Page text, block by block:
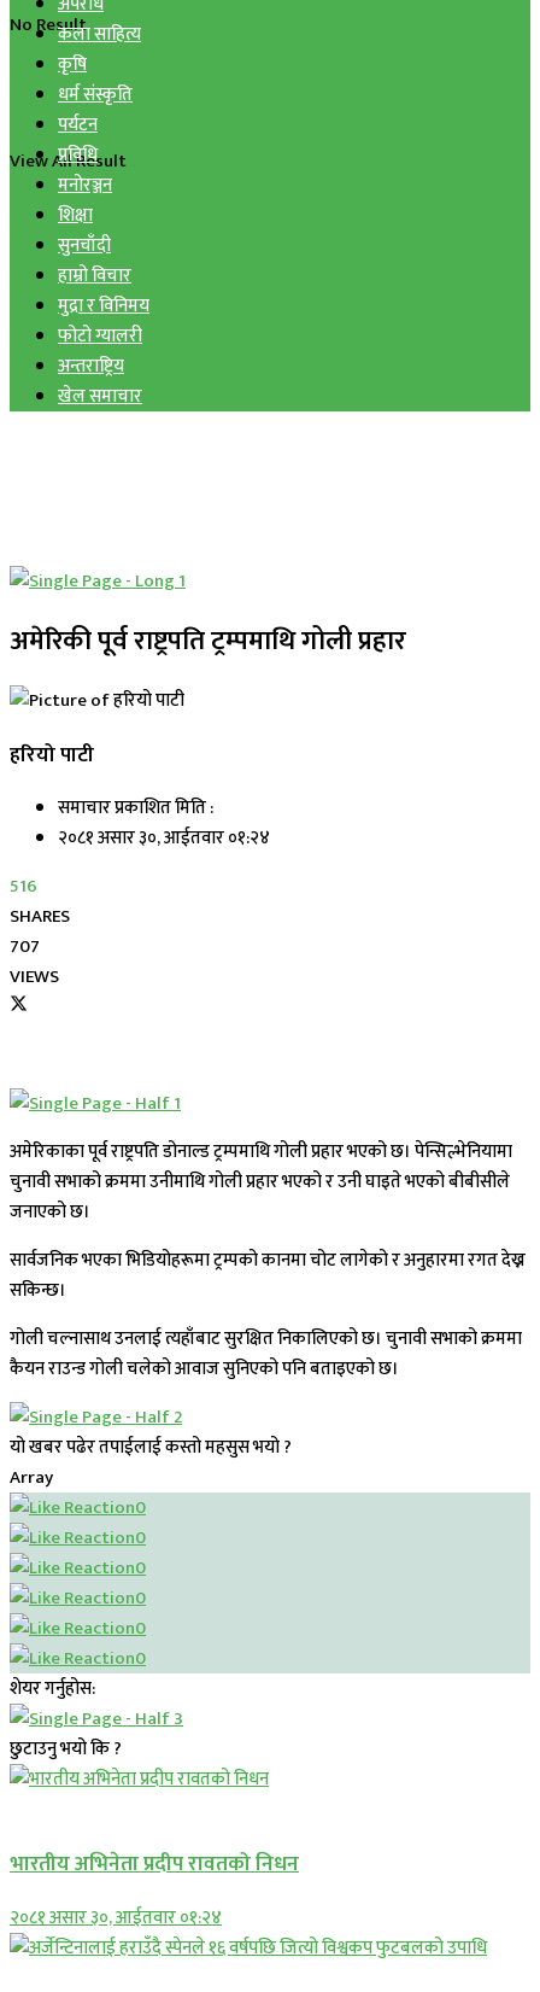
No Result
View All Result
कला साहित्य
कृषि
धर्म संस्कृति
पर्यटन
प्रविधि
मनोरञ्जन
शिक्षा
सुनचाँदी
हाम्रो विचार
मुद्रा र विनिमय
फोटो ग्यालरी
अन्तराष्ट्रिय
खेल समाचार
अमेरिकी पूर्व राष्ट्रपति ट्रम्पमाथि गोली प्रहार
हरियो पाटी
समाचार प्रकाशित मिति :
२०८१ असार ३०, आईतवार ०१:२४
516
SHARES
707
VIEWS
अमेरिकाका पूर्व राष्ट्रपति डोनाल्ड ट्रम्पमाथि गोली प्रहार भएको छ। पेन्सिल्भेनियामा
चुनावी सभाको क्रममा उनीमाथि गोली प्रहार भएको र उनी घाइते भएको बीबीसीले
जनाएको छ।
सार्वजनिक भएका भिडियोहरूमा ट्रम्पको कानमा चोट लागेको र अनुहारमा रगत देख्न
सकिन्छ।
गोली चल्नासाथ उनलाई त्यहाँबाट सुरक्षित निकालिएको छ। चुनावी सभाको क्रममा
कैयन राउन्ड गोली चलेको आवाज सुनिएको पनि बताइएको छ।
यो खबर पढेर तपाईलाई कस्तो महसुस भयो ?
Array
0
0
0
0
0
0
शेयर गर्नुहोस:
छुटाउनु भयो कि ?
भारतीय अभिनेता प्रदीप रावतको निधन
२०८१ असार ३०, आईतवार ०१:२४